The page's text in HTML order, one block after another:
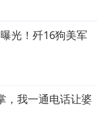
光！歼16狗美军
，我一通电话让婆